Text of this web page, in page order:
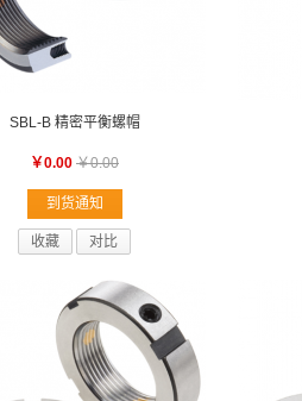
SBL-B 精密平衡螺帽
￥0.00 ￥0.00
到货通知
收藏 对比